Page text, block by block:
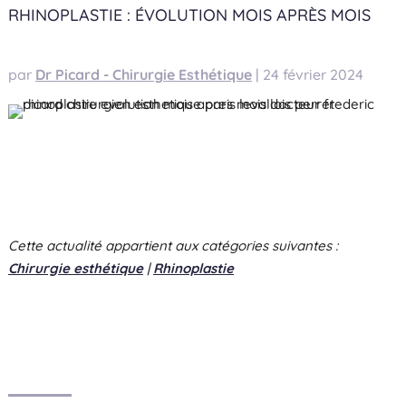
RHINOPLASTIE : ÉVOLUTION MOIS APRÈS MOIS
par Dr Picard - Chirurgie Esthétique| 24 février 2024
Cette actualité appartient aux catégories suivantes :
Chirurgie esthétique|Rhinoplastie